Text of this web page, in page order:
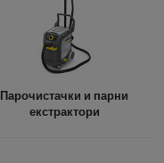
Парочистачки и парни
екстрактори